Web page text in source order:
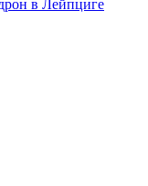
в Лейпциге